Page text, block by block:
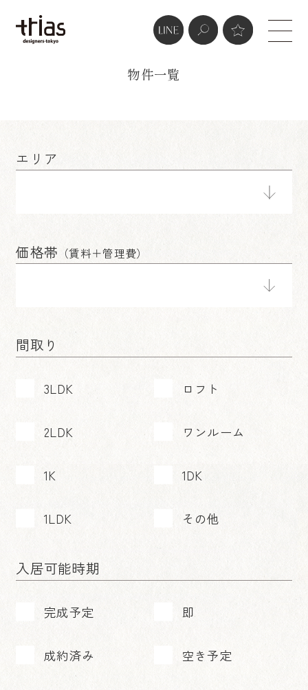
real estate
物件一覧
エリア
価格帯 （賃料＋管理費）
間取り
3LDK ロフト
2LDK ワンルーム
1K 1DK
1LDK その他
入居可能時期
完成予定 即
成約済み 空き予定